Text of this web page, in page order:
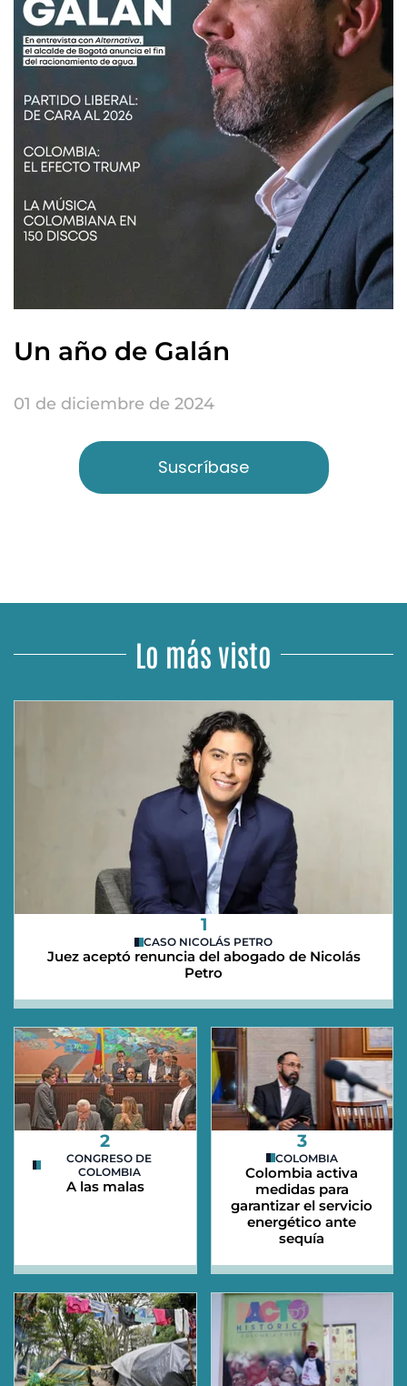
Un año de Galán
01 de diciembre de 2024
Suscríbase
Lo más visto
1
CASO NICOLÁS PETRO
Juez aceptó renuncia del abogado de Nicolás
Petro
2
CONGRESO DE
COLOMBIA
A las malas
3
COLOMBIA
Colombia activa
medidas para
garantizar el servicio
energético ante
sequía